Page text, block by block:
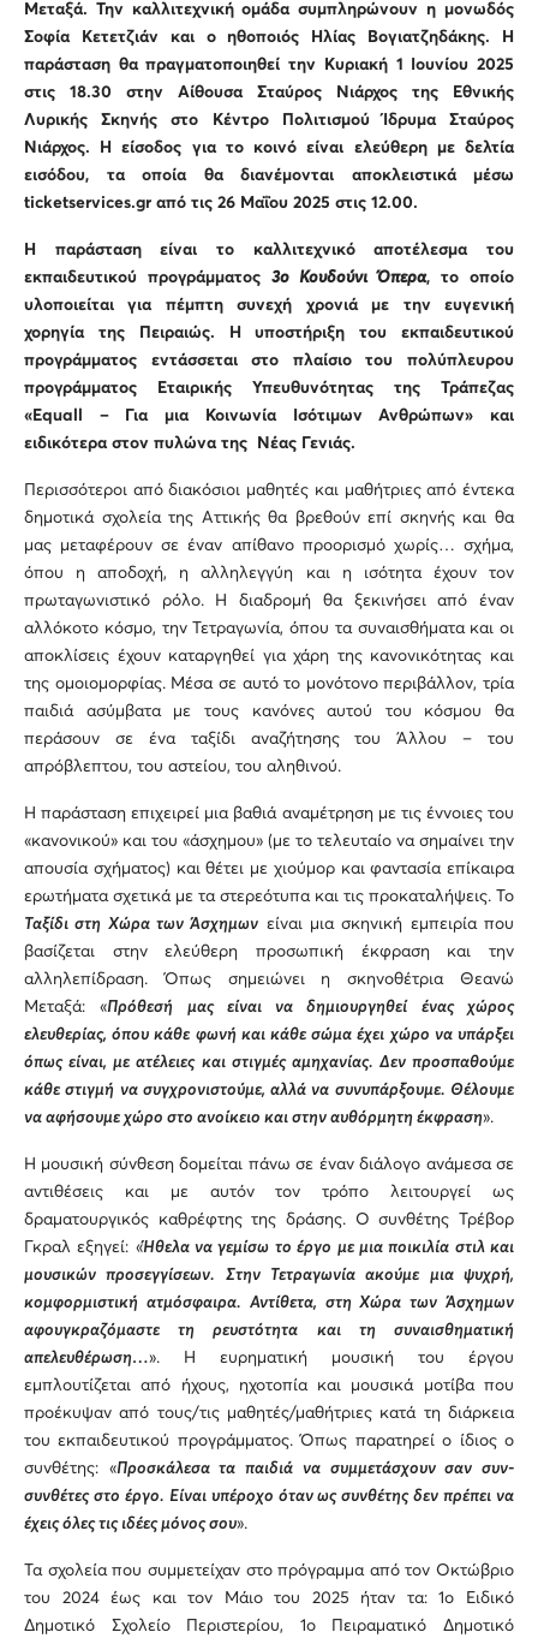
Μεταξά. Την καλλιτεχνική ομάδα συμπληρώνουν η μονωδός
Σοφία Κετετζιάν και ο ηθοποιός Ηλίας Βογιατζηδάκης. Η
παράσταση θα πραγματοποιηθεί την Κυριακή 1 Ιουνίου 2025
στις 18.30 στην Αίθουσα Σταύρος Νιάρχος της Εθνικής
Λυρικής Σκηνής στο Κέντρο Πολιτισμού Ίδρυμα Σταύρος
Νιάρχος. Ηείσοδος για το κοινό είναι ελεύθερη με δελτία
εισόδου, τα οποία θα διανέμονται αποκλειστικά μέσω
ticketservices.gr από τις 26 Μαΐου 2025 στις 12.00.
Η παράσταση είναι το καλλιτεχνικό αποτέλεσμα του
εκπαιδευτικού προγράμματος 3ο Κουδούνι Όπερα, το οποίο
υλοποιείται για πέμπτη συνεχή χρονιά με την ευγενική
χορηγία της Πειραιώς.
Η υποστήριξη του εκπαιδευτικού
προγράμματος εντάσσεται στο πλαίσιο του πολύπλευρου
προγράμματος Εταιρικής Υπευθυνότητας της Τράπεζας
«Equall
– Για μια Κοινωνία Ισότιμων Ανθρώπων» και
ειδικότερα στον πυλώνα της Νέας Γενιάς.
Περισσότεροι από διακόσιοι μαθητές και μαθήτριες από έντεκα
δημοτικά σχολεία της Αττικής θα βρεθούν επί σκηνής και θα
μας μεταφέρουν σε έναν απίθανο προορισμό χωρίς… σχήμα,
όπου η αποδοχή, η αλληλεγγύη και η ισότητα έχουν τον
πρωταγωνιστικό ρόλο. Η διαδρομή θα ξεκινήσει από έναν
αλλόκοτο κόσμο, την Τετραγωνία, όπου τα συναισθήματα και οι
αποκλίσεις έχουν καταργηθεί για χάρη της κανονικότητας και
της ομοιομορφίας. Μέσα σε αυτό το μονότονο περιβάλλον, τρία
παιδιά ασύμβατα με τους κανόνες αυτού του κόσμου θα
περάσουν σε ένα ταξίδι αναζήτησης του Άλλου – του
απρόβλεπτου, του αστείου, του αληθινού.
Η παράσταση επιχειρεί μια βαθιά αναμέτρηση με τις έννοιες του
«κανονικού» και του «άσχημου» (με το τελευταίο να σημαίνει την
απουσία σχήματος) και θέτει με χιούμορ και φαντασία επίκαιρα
ερωτήματα σχετικά με τα στερεότυπα και τις προκαταλήψεις. Το
Ταξίδι στη Χώρα των Άσχημων είναι μια σκηνική εμπειρία που
βασίζεται στην ελεύθερη προσωπική έκφραση και την
αλληλεπίδραση. Όπως σημειώνει η σκηνοθέτρια Θεανώ
Μεταξά: «Πρόθεσή μας είναι να δημιουργηθεί ένας χώρος
ελευθερίας, όπου κάθε φωνή και κάθε σώμα έχει χώρο να υπάρξει
όπως είναι, με ατέλειες και στιγμές αμηχανίας. Δεν προσπαθούμε
κάθε στιγμή να συγχρονιστούμε, αλλά να συνυπάρξουμε. Θέλουμε
να αφήσουμε χώρο στο ανοίκειο και στην αυθόρμητη έκφραση».
Η μουσική σύνθεση δομείται πάνω σε έναν διάλογο ανάμεσα σε
αντιθέσεις και με αυτόν τον τρόπο λειτουργεί ως
δραματουργικός καθρέφτης της δράσης. Ο συνθέτης Τρέβορ
Γκραλ εξηγεί: «Ήθελα να γεμίσω το έργο με μια ποικιλία στιλ και
μουσικών προσεγγίσεων. Στην Τετραγωνία ακούμε μια ψυχρή,
κομφορμιστική ατμόσφαιρα. Αντίθετα, στη Χώρα των Άσχημων
αφουγκραζόμαστε τη ρευστότητα και τη συναισθηματική
απελευθέρωση…». Η ευρηματική μουσική του έργου
εμπλουτίζεται από ήχους, ηχοτοπία και μουσικά μοτίβα που
προέκυψαν από τους/τις μαθητές/μαθήτριες κατά τη διάρκεια
του εκπαιδευτικού προγράμματος. Όπως παρατηρεί ο ίδιος ο
συνθέτης: «Προσκάλεσα τα παιδιά να συμμετάσχουν σαν συν-
συνθέτες στο έργο. Είναι υπέροχο όταν ως συνθέτης δεν πρέπει να
έχεις όλες τις ιδέες μόνος σου».
Τα σχολεία που συμμετείχαν στο πρόγραμμα από τον Οκτώβριο
του 2024 έως και τον Μάιο του 2025 ήταν τα: 1ο Ειδικό
Δημοτικό Σχολείο Περιστερίου, 1ο Πειραματικό Δημοτικό